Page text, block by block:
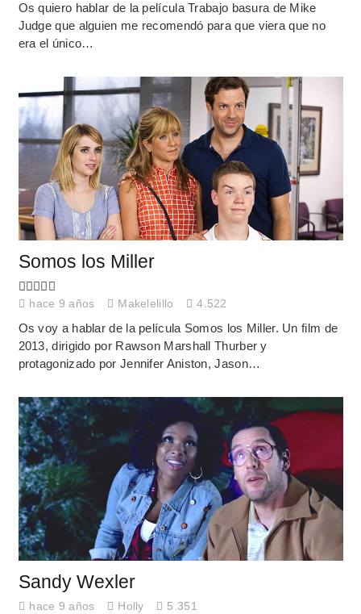
Os quiero hablar de la película Trabajo basura de Mike
Judge que alguien me recomendó para que viera que no
era el único…
Somos los Miller
hace 9 años Makelelillo 4.522
Os voy a hablar de la película Somos los Miller. Un film de
2013, dirigido por Rawson Marshall Thurber y
protagonizado por Jennifer Aniston, Jason…
Sandy Wexler
hace 9 años Holly 5.351